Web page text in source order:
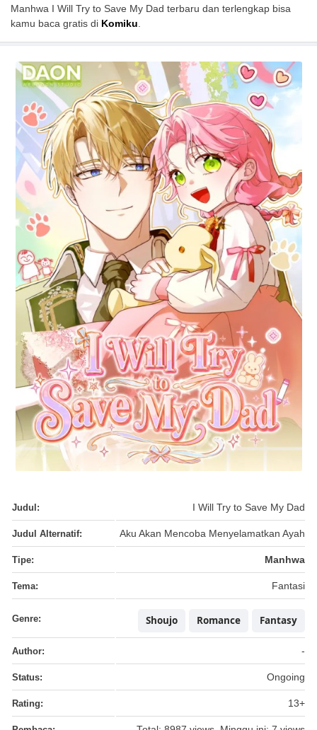
Manhwa I Will Try to Save My Dad terbaru dan terlengkap bisa
kamu baca gratis di Komiku
Judul: I Will Try to Save My Dad
Judul Alternatif: Aku Akan Mencoba Menyelamatkan Ayah
Tipe: Manhwa
Tema: Fantasi
Genre: Fantasy
Romance
Shoujo
Author: -
Status: Ongoing
Rating: 13+